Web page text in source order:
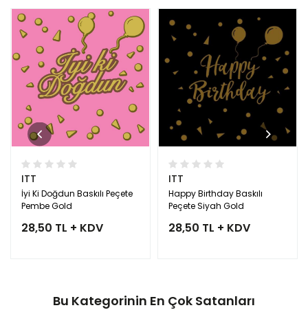
ITT
İyi Ki Doğdun Baskılı Peçete
Pembe Gold
28,50 TL + KDV
ITT
Happy Birthday Baskılı
Peçete Siyah Gold
28,50 TL + KDV
Bu Kategorinin En Çok Satanları